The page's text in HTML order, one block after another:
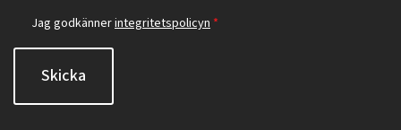
Jag godkännerintegritetspolicyn *
Skicka